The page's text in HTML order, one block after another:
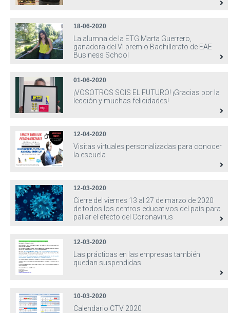
18-06-2020
La alumna de la ETG Marta Guerrero,
ganadora del VI premio Bachillerato de EAE
Business School
01-06-2020
¡VOSOTROS SOIS EL FUTURO! ¡Gracias por la
lección y muchas felicidades!
12-04-2020
Visitas virtuales personalizadas para conocer
la escuela
12-03-2020
Cierre del viernes 13 al 27 de marzo de 2020
de todos los centros educativos del país para
paliar el efecto del Coronavirus
12-03-2020
Las prácticas en las empresas también
quedan suspendidas
10-03-2020
Calendario CTV 2020